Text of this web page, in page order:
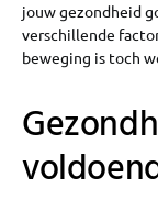
jouw gezondheid
verschillende
beweging is toch